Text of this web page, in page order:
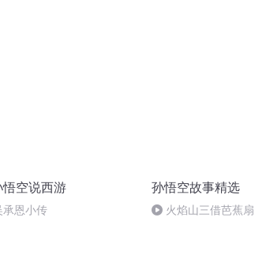
悟空说西游
承恩小传
孙悟空故事精选
火焰山三借芭蕉扇